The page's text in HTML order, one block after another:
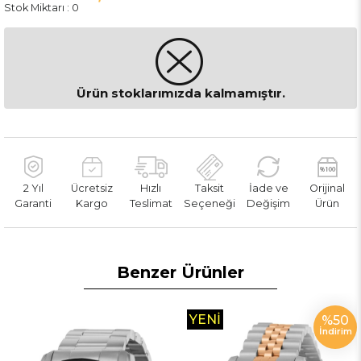
Stok Miktarı : 0
Ürün stoklarımızda kalmamıştır.
2 Yıl
Garanti
Ücretsiz
Kargo
Hızlı
Teslimat
Taksit
Seçeneği
İade ve
Değişim
Orijinal
Ürün
Benzer Ürünler
%50
İndirim
YENI